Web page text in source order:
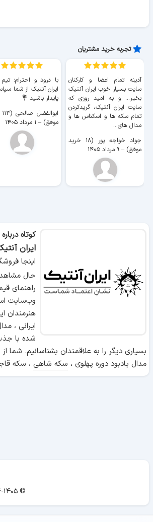
تجربه خرید مشتریان
آدینه تمام اعضا و کارکنان
سایت بسیار خوب ايران آنتیک
بخیر... و به امید روزی که
سایت ايران آنتیک، گریدکردن
تمام سکه ها و اسکناس ها و
مدال های...
جواد خواجه پور (۱۸ خرید
موفق) – ۹ مرداد ۱۴۰۵
با درود و احترام؛
ایران آنتیک از شما
پایدار باشید 💐
موفق) – ۱ مرداد ۱۴۰۵
کوتاه
ایران
اینجا
حال
راهنمای
وب‌سایت
هنرمندان
ایرانی ،
شده با
بسیاری دیگر را به علاقمندان بشناسانیم.
مدال یادبود دوره پهلوی ، سکه شاهی ، سکه
© ۱۳۹۶-۱۴۰۵ تمامی حقوق این وبسایت برای «